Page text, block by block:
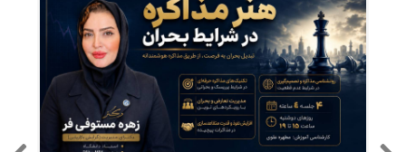
به عنوان مدير لازم است به "بينشي خلاق" دست
يابيم.
در گفتار ششم با "يونگ"، روانپزشك، و روانشناس
سوئيسي آشنا خواهيم شد كه بينش خلاق را